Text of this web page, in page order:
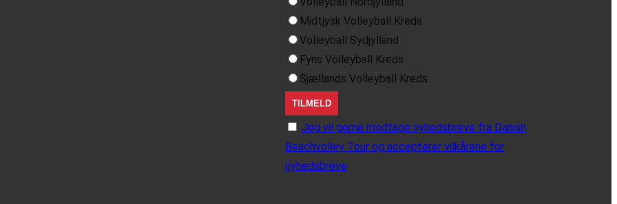
Midtjysk Volleyball Kreds
Volleyball Sydjylland
Fyns Volleyball Kreds
Sjællands Volleyball Kreds
Jeg vil gerne modtage nyhedsbreve fra Danish
Beachvolley Tour og accepterer vilkårene for
nyhedsbreve